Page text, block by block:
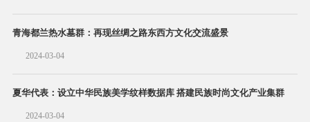
青海都兰热水墓群：再现丝绸之路东西方文化交流盛景
2024-03-04
夏华代表：设立中华民族美学纹样数据库 搭建民族时尚文化产业集群
2024-03-04